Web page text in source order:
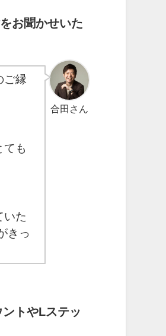
お聞かせいた
合田さん
ご縁
ても
いた
きっ
トやLステッ